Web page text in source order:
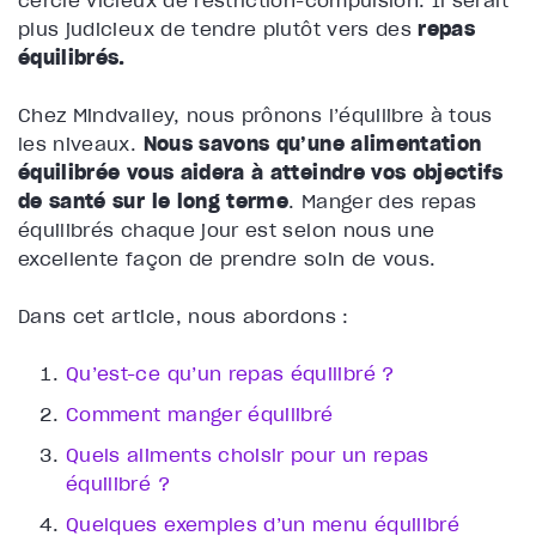
plus judicieux de tendre plutôt vers desrepas
équilibrés.
Chez Mindvalley, nous prônons l’équilibre à tous
les niveaux. Nous savons qu’une alimentation
équilibrée vous aidera à atteindre vos objectifs
de santé sur le long terme. Manger des repas
équilibrés chaque jour est selon nous une
excellente façon de prendre soin de vous.
Dans cet article, nous abordons :
Qu’est-ce qu’un repas équilibré ?
Comment manger équilibré
Quels aliments choisir pour un repas
équilibré ?
Quelques exemples d’un menu équilibré